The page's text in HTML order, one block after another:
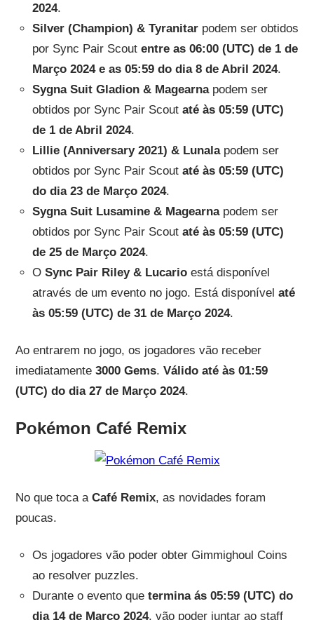
2024.
Silver (Champion) & Tyranitarpodem ser obtidos
por Sync Pair Scout entre as 06:00 (UTC) de 1 de
Março 2024 e as 05:59 do dia 8 de Abril 2024.
Sygna Suit Gladion & Magearnapodem ser
obtidos por Sync Pair Scout até às 05:59 (UTC)
de 1 de Abril 2024.
Lillie (Anniversary 2021) & Lunalapodem ser
obtidos por Sync Pair Scout até às 05:59 (UTC)
do dia 23 de Março 2024.
Sygna Suit Lusamine & Magearnapodem ser
obtidos por Sync Pair Scout até às 05:59 (UTC)
de 25 de Março 2024.
O Sync Pair Riley & Lucario está disponível
através de um evento no jogo. Está disponível até
às 05:59 (UTC) de 31 de Março 2024.
Ao entrarem no jogo, os jogadores vão receber
imediatamente 3000 Gems. Válido até às 01:59
(UTC) do dia 27 de Março 2024.
Pokémon Café Remix
No que toca a Café Remix, as novidades foram
poucas.
Os jogadores vão poder obter Gimmighoul Coins
ao resolver puzzles.
Durante o evento que termina ás 05:59 (UTC) do
dia 14 de Março 2024, vão poder juntar ao staff